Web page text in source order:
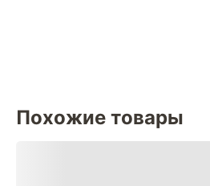
Похожие товары